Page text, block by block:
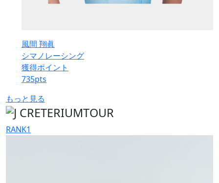
風間 翔眞
シマノレーシング
獲得ポイント
735pts
もっと見る
RANK1